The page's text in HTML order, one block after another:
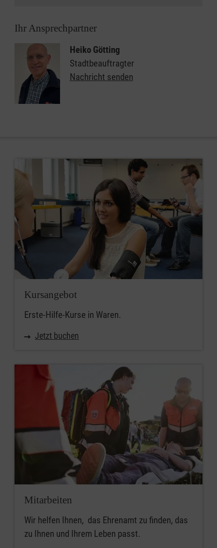
Ihr Ansprechpartner
Heiko Götting
Stadtbeauftragter
Nachricht senden
Kursangebot
Erste-Hilfe-Kurse in Waren.
Jetzt buchen
Mitarbeiten
Wir helfen Ihnen, das Ehrenamt zu finden, das
zu Ihnen und Ihrem Leben passt.